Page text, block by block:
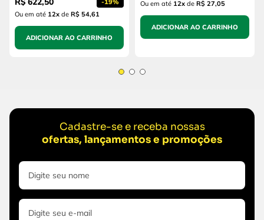
-19%
Ou em até 12x de R$ 54,61
ADICIONAR AO CARRINHO
Ou em até 12x de R$ 27,05
ADICIONAR AO CARRINHO
Cadastre-se e receba nossas
ofertas, lançamentos e promoções